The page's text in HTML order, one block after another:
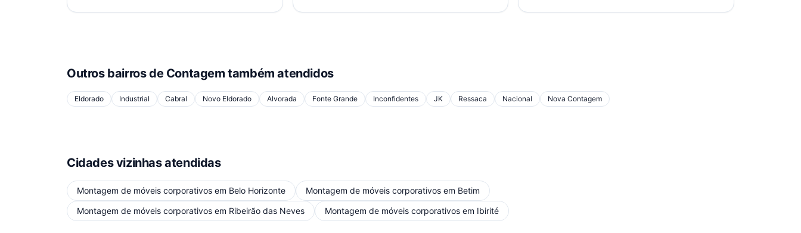
Outros bairros de Contagem também atendidos
Eldorado Industrial Cabral Novo Eldorado Alvorada Fonte Grande Inconfidentes JK Ressaca Nacional Nova Contagem
Cidades vizinhas atendidas
Montagem de móveis corporativos em Belo Horizonte Montagem de móveis corporativos em Betim
Montagem de móveis corporativos em Ribeirão das Neves Montagem de móveis corporativos em Ibirité